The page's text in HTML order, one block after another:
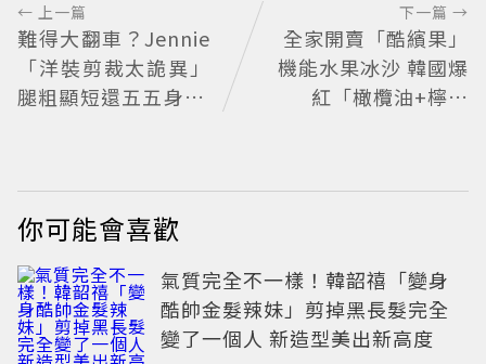
← 上一篇
難得大翻車？Jennie
「洋裝剪裁太詭異」
腿粗顯短還五五身 人
下一篇 →
全家開賣「酷繽果」
機能水果冰沙 韓國爆
紅「橄欖油+檸檬
你可能會喜歡
氣質完全不一樣！韓韶禧「變身
酷帥金髮辣妹」剪掉黑長髮完全
變了一個人 新造型美出新高度